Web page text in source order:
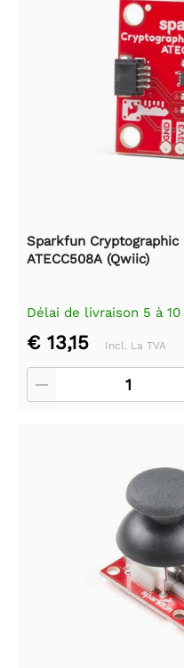
Sparkfun
ATECC508A (Qwiic)
Délai de livraison 5 à
€ 13,15 Incl. La TVA